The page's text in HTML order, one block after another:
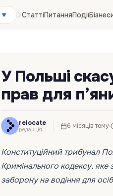
▼ СтаттіПитанняПодії
У Польші
прав для
relocate
редакція 6 місяців тому
Конституційний трибунал
Кримінального кодексу, яке
заборону на водіння для